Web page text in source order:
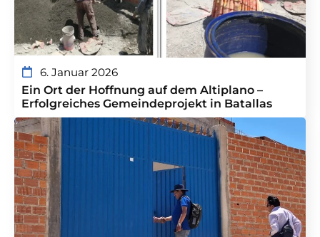
6. Januar 2026
Ein Ort der Hoffnung auf dem Altiplano –
Erfolgreiches Gemeindeprojekt in Batallas